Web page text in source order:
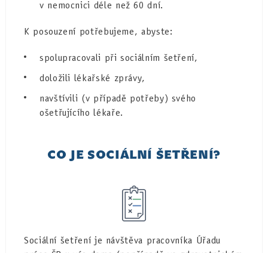
v nemocnici déle než 60 dní.
K posouzení potřebujeme, abyste:
spolupracovali při sociálním šetření,
doložili lékařské zprávy,
navštívili (v případě potřeby) svého
ošetřujícího lékaře.
CO JE SOCIÁLNÍ ŠETŘENÍ?
Sociální šetření je návštěva pracovníka Úřadu